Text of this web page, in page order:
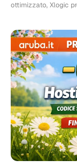
ottimizzato, Xlogic